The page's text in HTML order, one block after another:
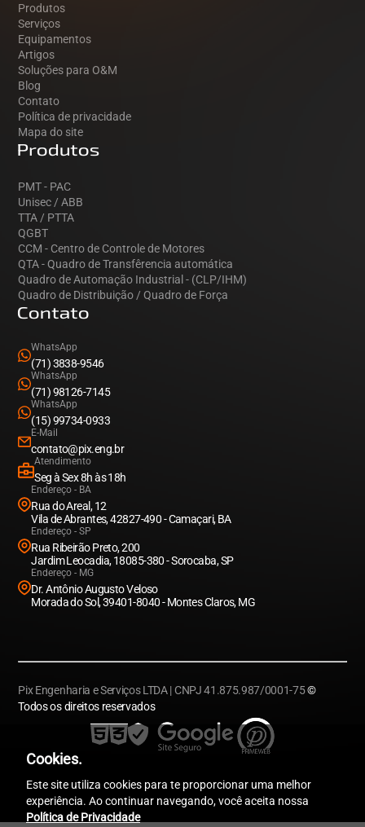
Produtos
Serviços
Equipamentos
Artigos
Soluções para O&M
Blog
Contato
Política de privacidade
Mapa do site
Produtos
PMT - PAC
Unisec / ABB
TTA / PTTA
QGBT
CCM - Centro de Controle de Motores
QTA - Quadro de Transfêrencia automática
Quadro de Automação Industrial - (CLP/IHM)
Quadro de Distribuição / Quadro de Força
Contato
WhatsApp
(71) 3838-9546
WhatsApp
(71) 98126-7145
WhatsApp
(15) 99734-0933
E-Mail
contato@pix.eng.br
Atendimento
Seg à Sex 8h às 18h
Endereço - BA
Rua do Areal, 12
Vila de Abrantes, 42827-490 - Camaçari, BA
Endereço - SP
Rua Ribeirão Preto, 200
Jardim Leocadia, 18085-380 - Sorocaba, SP
Endereço - MG
Dr. Antônio Augusto Veloso
Morada do Sol, 39401-8040 - Montes Claros, MG
Pix Engenharia e Serviços LTDA | CNPJ 41.875.987/0001-75©
Todos os direitos reservados
Cookies.
Este site utiliza cookies para te proporcionar uma melhor
experiência. Ao continuar navegando, você aceita nossa
Política de Privacidade